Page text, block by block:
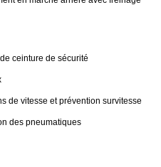
ceinture de sécurité
de vitesse et prévention survitesse
des pneumatiques